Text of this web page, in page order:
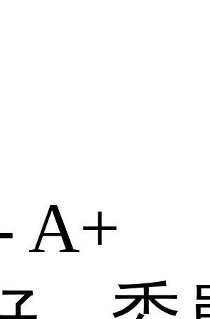
A+